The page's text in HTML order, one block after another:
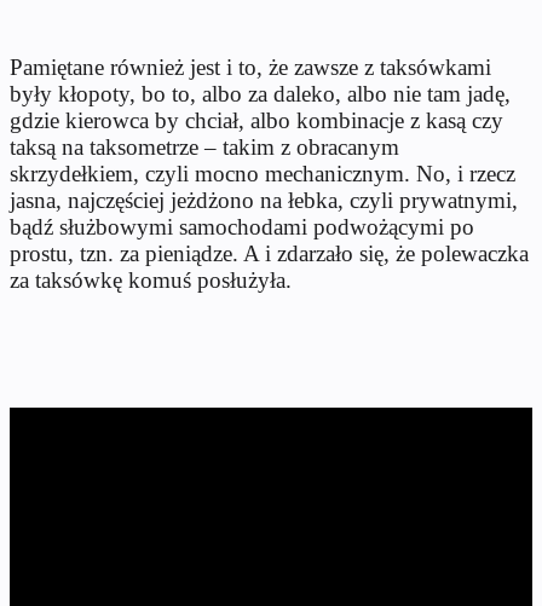
Pamiętane również jest i to, że zawsze z taksówkami
były kłopoty, bo to, albo za daleko, albo nie tam jadę,
gdzie kierowca by chciał, albo kombinacje z kasą czy
taksą na taksometrze – takim z obracanym
skrzydełkiem, czyli mocno mechanicznym. No, i rzecz
jasna, najczęściej jeżdżono na łebka, czyli prywatnymi,
bądź służbowymi samochodami podwożącymi po
prostu, tzn. za pieniądze. A i zdarzało się, że polewaczka
za taksówkę komuś posłużyła.